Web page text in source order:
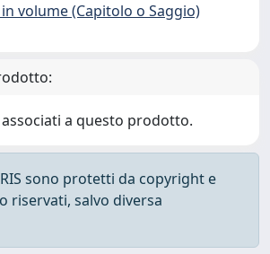
volume (Capitolo o Saggio)
a questo prodotto.
sono protetti da copyright e
riservati, salvo diversa